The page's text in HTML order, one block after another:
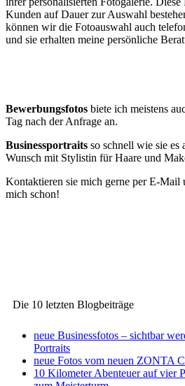
Kunden auf Dauer zur Auswahl
können wir die Fotoauswahl auch
und sie erhalten meine persönliche
Bewerbungsfotos biete ich meistens
Tag nach der Anfrage an.
Businessportraits so schnell wie sie es
Wunsch mit Stylistin für Haare und
Kontaktieren sie mich gerne per E-Mail
mich schon!
Die 10 letzten Blogbeiträge
neue Businessfotos – sichtbar
Portraits
neue Fotos vom neuen ZONTA
10 Kilometer Abenteuer auf vier